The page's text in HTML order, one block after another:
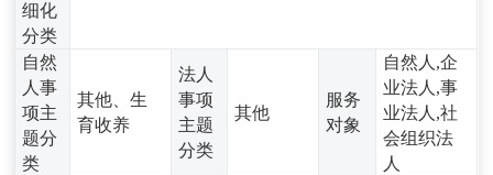
细化
分类
自然
人事
项主
题分
类
其他、生
育收养
法人
事项
主题
分类
其他
服务
对象
自然人,企
业法人,事
业法人,社
会组织法
人